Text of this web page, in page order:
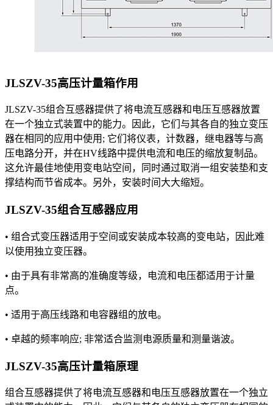
JLSZV-35高压计量箱作用
JLSZV-35组合互感器提供了将电流互感器和电压互感器放置
在一个独立式装置中的能力。因此，它们与其各自的独立变压
器在相同的应用中使用; 它们将仪表，计数器，继电器等与高
压电路分开，并在HV线路中提供电流和电压的缩放复制品。
这允许最佳地使用变电站空间，同时通过取消一组安装垫和支
撑结构而节省成本。另外，安装时间大大缩短。
JLSZV-35组合互感器应用
• 组合式变压器适用于空间或安装成本较高的变电站，因此难
以使用独立变压器。
• 由于具有非常高的准确度等级，电流和电压都适用于计量
点。
• 适用于高压线路和电容器组的放电。
• 卓越的频率响应; 非常适合监测电源质量和测量谐波。
JLSZV-35高压计量箱原理
组合互感器提供了将电流互感器和电压互感器放置在一个独立